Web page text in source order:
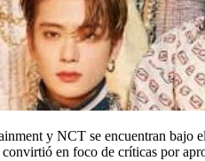
y NCT se encuentran bajo
convirtió en foco de críticas por